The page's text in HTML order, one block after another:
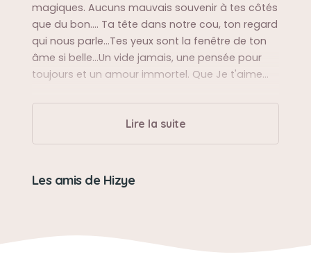
magiques. Aucuns mauvais souvenir à tes côtés
que du bon.... Ta tête dans notre cou, ton regard
qui nous parle...Tes yeux sont la fenêtre de ton
âme si belle...Un vide jamais, une pensée pour
toujours et un amour immortel. Que Je t'aime...
Les plages, les forêts, les champs, les aires de
faire entendre à part ça...Aucunes bêtises
Lire la suite
Les amis de Hizye